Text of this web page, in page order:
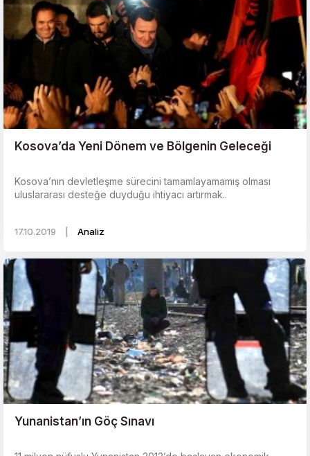
Kosova’da Yeni Dönem ve Bölgenin Geleceği
Kosova’nın devletleşme sürecini tamamlayamamış olması
uluslararası desteğe duyduğu ihtiyacı artırmak..
17.10.2019 Analiz
Yunanistan’ın Göç Sınavı